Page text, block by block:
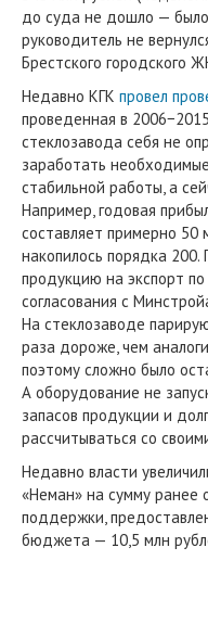
до суда не дошло —
руководитель не
Брестского городского
Недавно КГК провел
проведенная в
стеклозавода себя не
заработать
стабильной работы, а
Например, годовая
составляет примерно 50
накопилось порядка
продукцию на экспорт
согласования с
На стеклозаводе
раза дороже, чем
поэтому сложно было
А оборудование не
запасов продукции и
рассчитываться со
Недавно власти
«Неман» на сумму ранее
поддержки,
бюджета — 10,5 млн